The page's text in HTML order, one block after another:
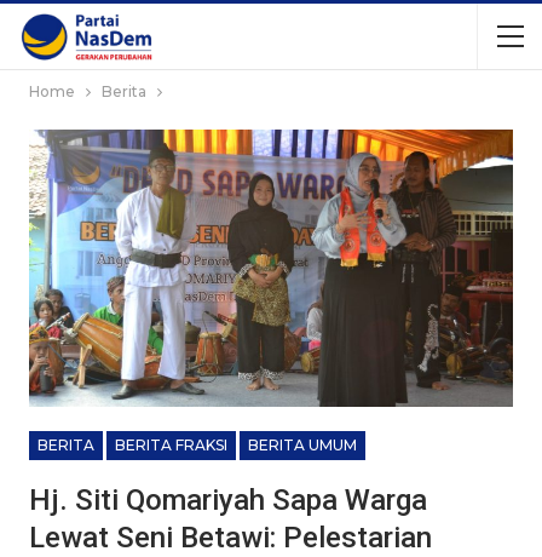
Home Berita
BERITA BERITA FRAKSI BERITA UMUM
Hj. Siti Qomariyah Sapa Warga
Lewat Seni Betawi: Pelestarian